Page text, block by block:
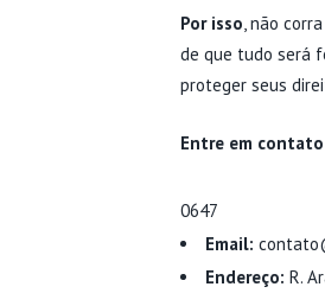
Por isso, não
de que tudo será
proteger seus
Entre em
0647
Email:
Endereço: R.